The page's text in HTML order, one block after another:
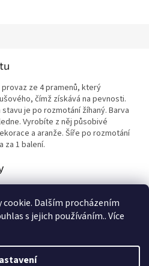
Dalším procházením
s jejich používáním.. Více
ze 4 pramenů, který
čímž získává na pevnosti.
je po rozmotání žíhaný. Barva
Vyrobíte z něj působivé
a aranže. Šíře po rozmotání
za 1 balení.
Shoptet